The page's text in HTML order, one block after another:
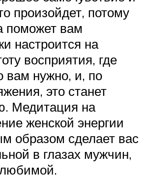
произойдет, потому
поможет вам
настроится на
восприятия, где
вам нужно, и, по
это станет
Медитация на
женской энергии
образом сделает вас
в глазах мужчин,